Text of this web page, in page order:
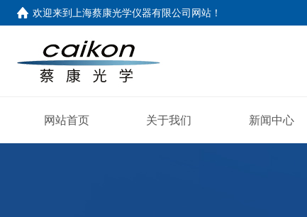
欢迎来到 上海蔡康光学仪器有限公司网站 ！
网站首页 关于我们 新闻中心